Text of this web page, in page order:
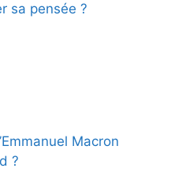
sa pensée ?
Macron
?